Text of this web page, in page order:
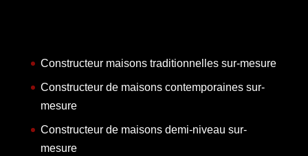
Constructeur maisons traditionnelles sur-mesure
Constructeur de maisons contemporaines sur-
mesure
Constructeur de maisons demi-niveau sur-
mesure